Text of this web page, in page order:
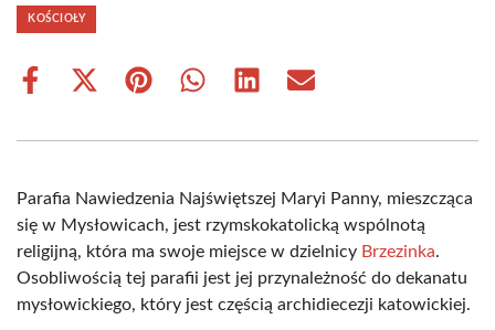
KOŚCIOŁY
Share
Share
(Twitter)
Share Share Share Share
Parafia Nawiedzenia Najświętszej Maryi Panny, mieszcząca
się w Mysłowicach, jest rzymskokatolicką wspólnotą
religijną, która ma swoje miejsce w dzielnicy Brzezinka.
Osobliwością tej parafii jest jej przynależność do dekanatu
mysłowickiego, który jest częścią archidiecezji katowickiej.